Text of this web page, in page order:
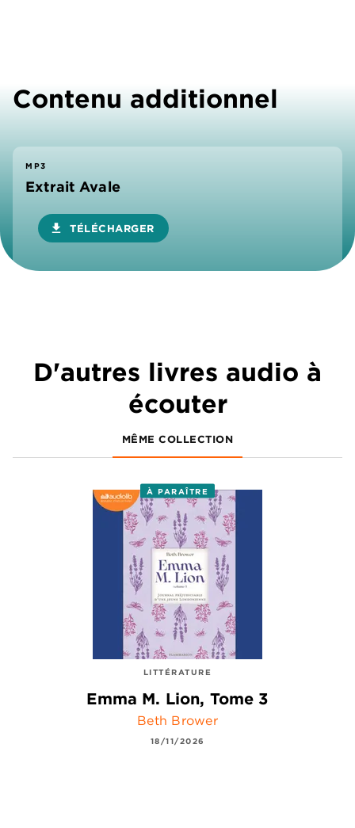
Contenu additionnel
MP3
Extrait Avale
download TÉLÉCHARGER
D'autres livres audio à
écouter
MÊME COLLECTION
À PARAÎTRE
LITTÉRATURE
Emma M. Lion, Tome 3
Beth Brower
18/11/2026